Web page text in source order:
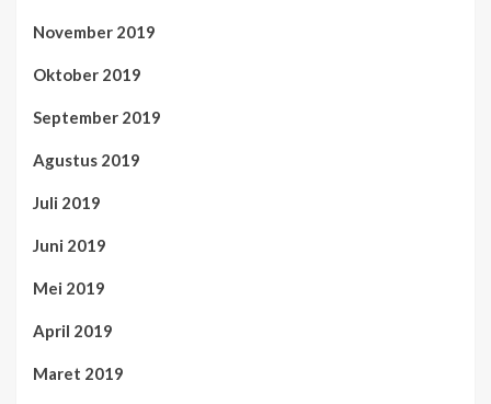
November 2019
Oktober 2019
September 2019
Agustus 2019
Juli 2019
Juni 2019
Mei 2019
April 2019
Maret 2019